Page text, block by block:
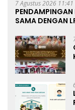
7 Agustus 2026 11:41
PENDAMPINGAN
SAMA DENGAN